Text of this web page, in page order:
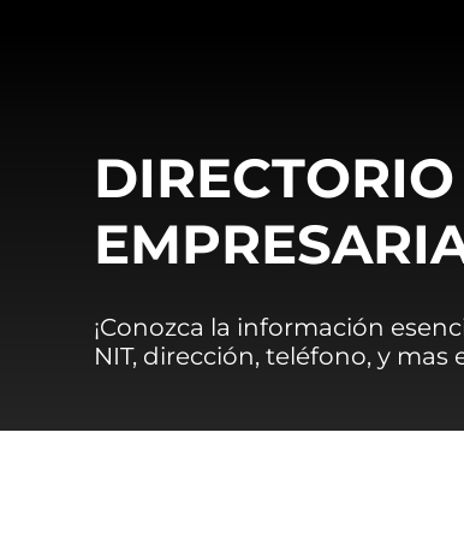
¡Conozca la información
NIT, dirección, teléfono, y